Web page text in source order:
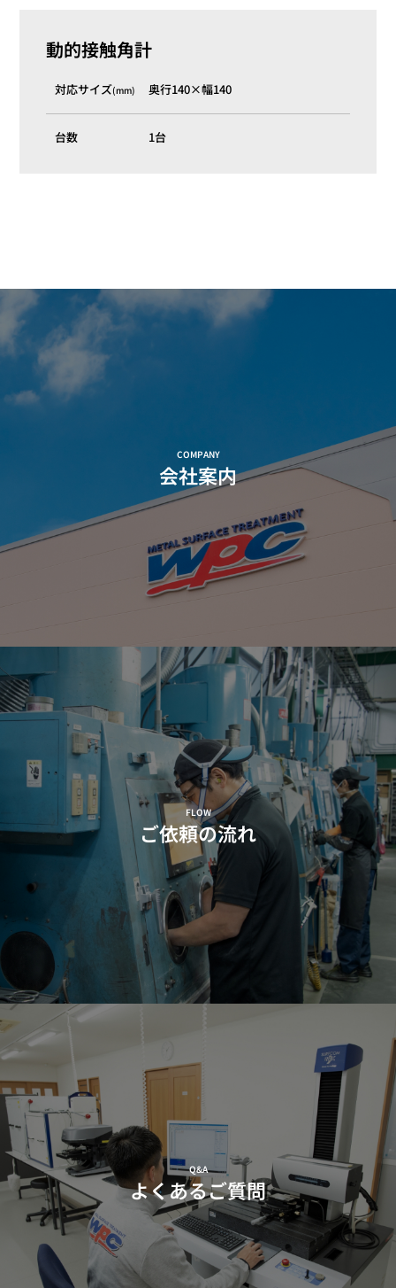
動的接触角計
対応サイズ(mm) 奥行140×幅140
台数 1台
COMPANY
会社案内
FLOW
ご依頼の流れ
Q&A
よくあるご質問